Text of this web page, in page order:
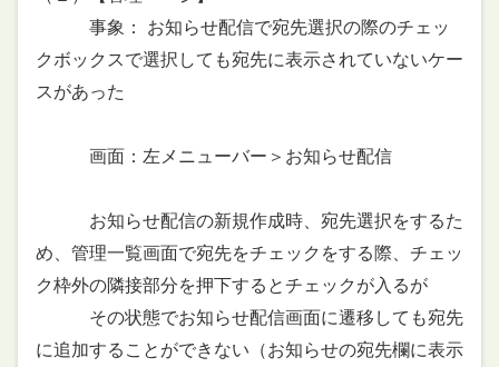
事象： お知らせ配信で宛先選択の際のチェッ
クボックスで選択しても宛先に表示されていないケー
スがあった
画面：左メニューバー＞お知らせ配信
お知らせ配信の新規作成時、宛先選択をするた
め、管理一覧画面で宛先をチェックをする際、チェッ
ク枠外の隣接部分を押下するとチェックが入るが
その状態でお知らせ配信画面に遷移しても宛先
に追加することができない（お知らせの宛先欄に表示